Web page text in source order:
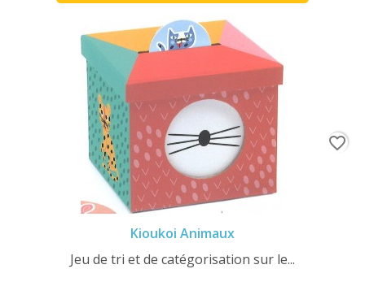
Kioukoi Animaux
Jeu de tri et de catégorisation sur le...
favorite_border